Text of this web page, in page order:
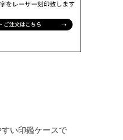
い印鑑ケースで